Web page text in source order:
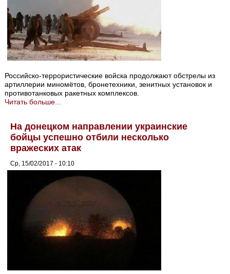
Российско-террористические войска продолжают обстрелы из
артиллерии миномётов, бронетехники, зенитных установок и
противотанковых ракетных комплексов.
Читать больше...
На донецком направлении украинские
бойцы успешно отбили несколько
вражеских атак
Ср, 15/02/2017 - 10:10